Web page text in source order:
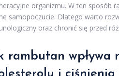
organizmu. W ten sposób
samopoczucie. Dlatego warto
oraz chronić się przed
rambutan wpływa